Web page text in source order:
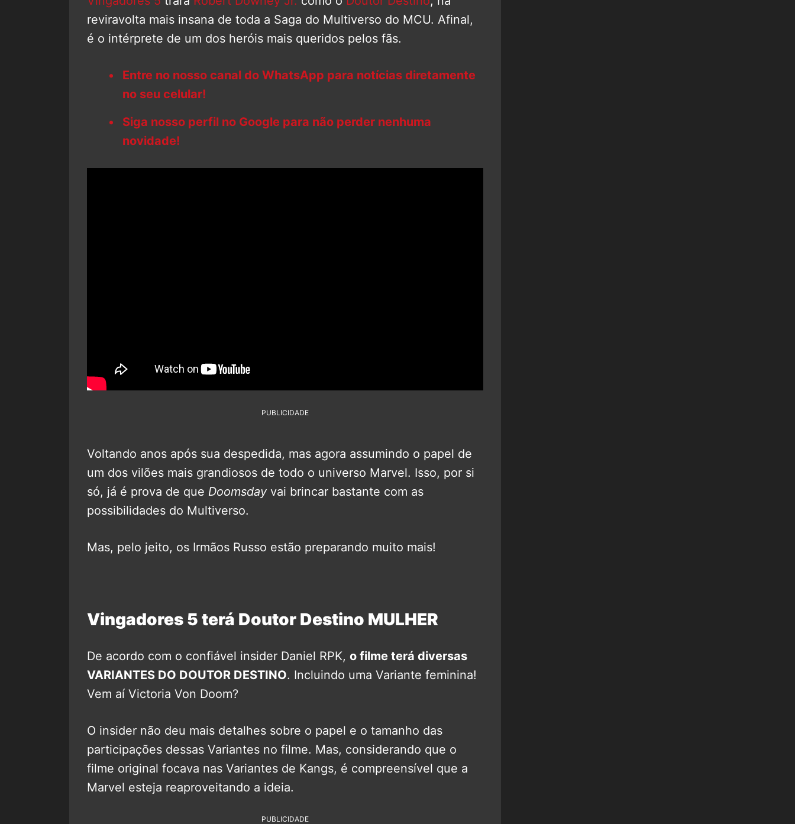
reviravolta mais insana de toda a Saga do Multiverso do MCU. Afinal,
é o intérprete de um dos heróis mais queridos pelos fãs.
Entre no nosso canal do WhatsApp para notícias diretamente
no seu celular!
Siga nosso perfil no Google para não perder nenhuma
novidade!
PUBLICIDADE
Voltando anos após sua despedida, mas agora assumindo o papel de
um dos vilões mais grandiosos de todo o universo Marvel. Isso, por si
só, já é prova de que Doomsday vai brincar bastante com as
possibilidades do Multiverso.
Mas, pelo jeito, os Irmãos Russo estão preparando muito mais!
Vingadores 5 terá Doutor Destino MULHER
De acordo com o confiável insider Daniel RPK, o filme terá diversas
VARIANTES DO DOUTOR DESTINO. Incluindo uma Variante feminina!
Vem aí Victoria Von Doom?
O insider não deu mais detalhes sobre o papel e o tamanho das
participações dessas Variantes no filme. Mas, considerando que o
filme original focava nas Variantes de Kangs, é compreensível que a
Marvel esteja reaproveitando a ideia.
PUBLICIDADE